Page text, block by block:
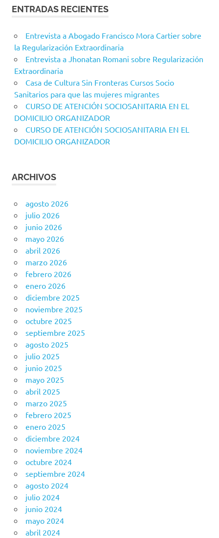
ENTRADAS RECIENTES
Entrevista a Abogado Francisco Mora Cartier sobre
la Regularización Extraordinaria
Entrevista a Jhonatan Romani sobre Regularización
Extraordinaria
Casa de Cultura Sin Fronteras Cursos Socio
Sanitarios para que las mujeres migrantes
CURSO DE ATENCIÓN SOCIOSANITARIA EN EL
DOMICILIO ORGANIZADOR
CURSO DE ATENCIÓN SOCIOSANITARIA EN EL
DOMICILIO ORGANIZADOR
ARCHIVOS
agosto 2026
julio 2026
junio 2026
mayo 2026
abril 2026
marzo 2026
febrero 2026
enero 2026
diciembre 2025
noviembre 2025
octubre 2025
septiembre 2025
agosto 2025
julio 2025
junio 2025
mayo 2025
abril 2025
marzo 2025
febrero 2025
enero 2025
diciembre 2024
noviembre 2024
octubre 2024
septiembre 2024
agosto 2024
julio 2024
junio 2024
mayo 2024
abril 2024